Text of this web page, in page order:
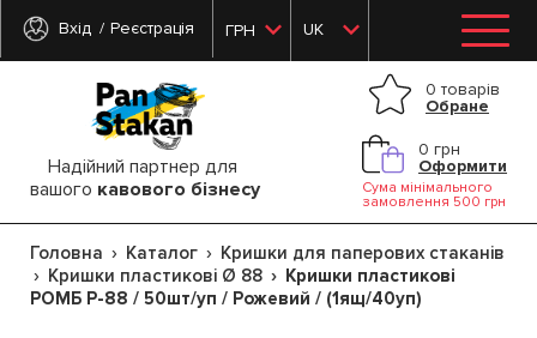
Вхід Реєстрація ГРН UK
Надійний партнер для
вашого кавового бізнесу
0 товарів
Обране
0 грн
Оформити
Сума мінімального
замовлення 500 грн
Головна Каталог
Кришки для паперових стаканів
Кришки пластикові Ø 88
Кришки пластикові
РОМБ Р-88 / 50шт/уп / Рожевий / (1ящ/40уп)